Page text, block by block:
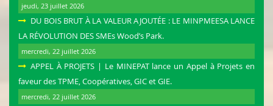
jeudi, 23 juillet 2026
DU BOIS BRUT À LA VALEUR AJOUTÉE : LE MINPMEESA LANCE
LA RÉVOLUTION DES SMEs Wood’s Park.
mercredi, 22 juillet 2026
APPEL À PROJETS | Le MINEPAT lance un Appel à Projets en
faveur des TPME, Coopératives, GIC et GIE.
mercredi, 22 juillet 2026